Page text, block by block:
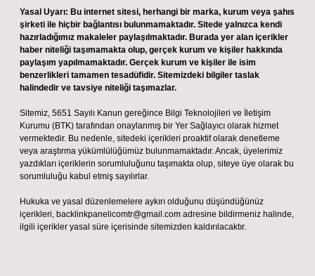
Yasal Uyarı: Bu internet sitesi, herhangi bir marka, kurum veya şahıs
şirketi ile hiçbir bağlantısı bulunmamaktadır. Sitede yalnızca kendi
hazırladığımız makaleler paylaşılmaktadır. Burada yer alan içerikler
haber niteliği taşımamakta olup, gerçek kurum ve kişiler hakkında
paylaşım yapılmamaktadır. Gerçek kurum ve kişiler ile isim
benzerlikleri tamamen tesadüfidir. Sitemizdeki bilgiler taslak
halindedir ve tavsiye niteliği taşımazlar.
Sitemiz, 5651 Sayılı Kanun gereğince Bilgi Teknolojileri ve İletişim
Kurumu (BTK) tarafından onaylanmış bir Yer Sağlayıcı olarak hizmet
vermektedir. Bu nedenle, sitedeki içerikleri proaktif olarak denetleme
veya araştırma yükümlülüğümüz bulunmamaktadır. Ancak, üyelerimiz
yazdıkları içeriklerin sorumluluğunu taşımakta olup, siteye üye olarak bu
sorumluluğu kabul etmiş sayılırlar.
Hukuka ve yasal düzenlemelere aykırı olduğunu düşündüğünüz
içerikleri, backlinkpanelicomtr@gmail.com adresine bildirmeniz halinde,
ilgili içerikler yasal süre içerisinde sitemizden kaldırılacaktır.